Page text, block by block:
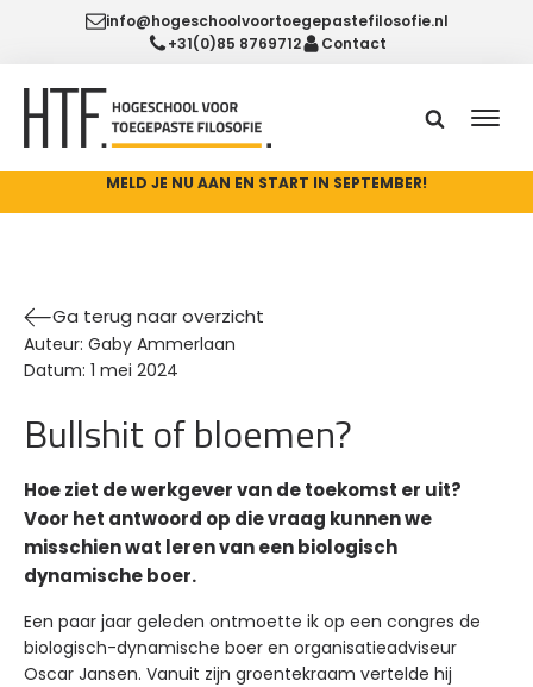
info@hogeschoolvoortoegepastefilosofie.nl
+31(0)85 8769712
Contact
MELD JE NU AAN EN START IN SEPTEMBER!
Ga terug naar overzicht
Auteur: Gaby Ammerlaan
Datum: 1 mei 2024
Bullshit of bloemen?
Hoe ziet de werkgever van de toekomst er uit?
Voor het antwoord op die vraag kunnen we
misschien wat leren van een biologisch
dynamische boer.
Een paar jaar geleden ontmoette ik op een congres de
biologisch-dynamische boer en organisatieadviseur
Oscar Jansen. Vanuit zijn groentekraam vertelde hij